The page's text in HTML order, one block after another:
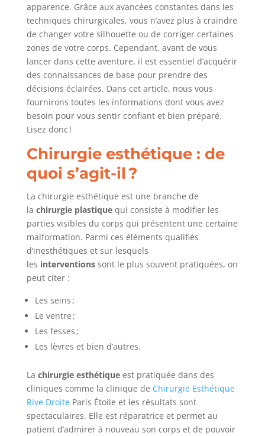
apparence. Grâce aux avancées constantes dans les
techniques chirurgicales, vous n’avez plus à craindre
de changer votre silhouette ou de corriger certaines
zones de votre corps. Cependant, avant de vous
lancer dans cette aventure, il est essentiel d’acquérir
des connaissances de base pour prendre des
décisions éclairées. Dans cet article, nous vous
fournirons toutes les informations dont vous avez
besoin pour vous sentir confiant et bien préparé.
Lisez donc !
Chirurgie esthétique : de
quoi s’agit-il ?
La chirurgie esthétique est une branche de
la chirurgie plastiquequi consiste à modifier les
parties visibles du corps qui présentent une certaine
malformation. Parmi ces éléments qualifiés
d’inesthétiques et sur lesquels
les interventionssont le plus souvent pratiquées, on
peut citer :
Les seins ;
Le ventre ;
Les fesses ;
Les lèvres et bien d’autres.
La chirurgie esthétiqueest pratiquée dans des
cliniques comme la clinique de Chirurgie Esthétique
Rive DroiteParis Étoile et les résultats sont
spectaculaires. Elle est réparatrice et permet au
patient d’admirer à nouveau son corps et de pouvoir